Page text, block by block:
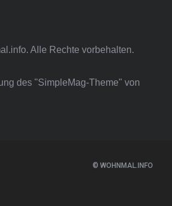
Alle Rechte vorbehalten.
des "SimpleMag-Theme" von
© WOHNMAL.INFO